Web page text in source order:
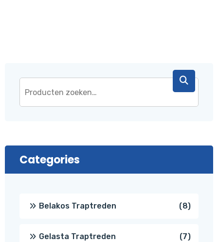
Categories
Belakos Traptreden 88
Gelasta Traptreden 77